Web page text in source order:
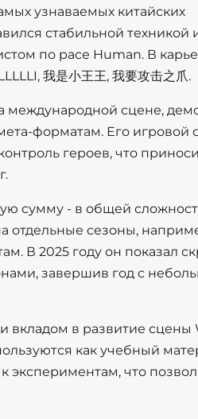
узнаваемых китайских
стабильной техникой
по расе Human. В
我是小王王, 我要攻击之爪.
международной сцене,
форматам. Его игровой
героев, что
сумму - в общей
отдельные сезоны,
В 2025 году он показал
завершив год с
вкладом в развитие сцены
как учебный
экспериментам, что